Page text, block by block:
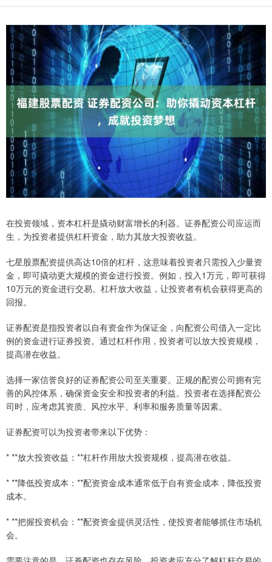
在投资领域，资本杠杆是撬动财富增长的利器。证券配资公司应运而
生，为投资者提供杠杆资金，助力其放大投资收益。
七星股票配资提供高达10倍的杠杆，这意味着投资者只需投入少量资
金，即可撬动更大规模的资金进行投资。例如，投入1万元，即可获得
10万元的资金进行交易。杠杆放大收益，让投资者有机会获得更高的
回报。
证券配资是指投资者以自有资金作为保证金，向配资公司借入一定比
例的资金进行证券投资。通过杠杆作用，投资者可以放大投资规模，
提高潜在收益。
选择一家信誉良好的证券配资公司至关重要。正规的配资公司拥有完
善的风控体系，确保资金安全和投资者的利益。投资者在选择配资公
司时，应考虑其资质、风控水平、利率和服务质量等因素。
证券配资可以为投资者带来以下优势：
* **放大投资收益：**杠杆作用放大投资规模，提高潜在收益。
* **降低投资成本：**配资资金成本通常低于自有资金成本，降低投资
成本。
* **把握投资机会：**配资资金提供灵活性，使投资者能够抓住市场机
会。